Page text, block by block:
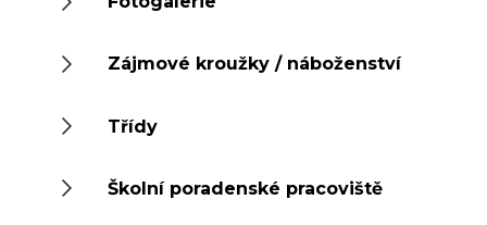
Zájmové kroužky / náboženství
Třídy
Školní poradenské pracoviště